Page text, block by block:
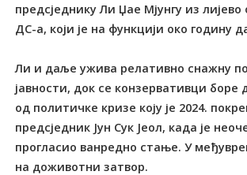
предсједнику Ли Џае Мјунгу из лијево
ДС-а, који је на функцији око годину
Ли и даље ужива релативно снажну
јавности, док се конзервативци боре
од политичке кризе коју је 2024.
предсједник Јун Сук Јеол, када је
прогласио ванредно стање. У
на доживотни затвор.